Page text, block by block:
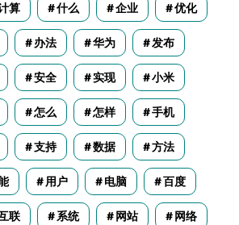
算 什么 企业 优化
办法 华为 发布
安全 实现 小米
怎么 怎样 手机
支持 数据 方法
用户 电脑 百度
联 系统 网站 网络